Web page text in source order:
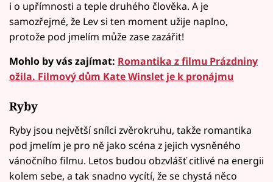
i o upřímnosti a teple druhého člověka. A je
samozřejmé, že Lev si ten moment užije naplno,
protože pod jmelím může zase zazářit!
Mohlo by vás zajímat: Romantika z filmu Prázdniny
ožila. Filmový dům Kate Winslet je k pronájmu
Ryby
Ryby jsou největší snílci zvěrokruhu, takže romantika
pod jmelím je pro ně jako scéna z jejich vysněného
vánočního filmu. Letos budou obzvlášť citlivé na energii
kolem sebe, a tak snadno vycítí, že se chystá něco